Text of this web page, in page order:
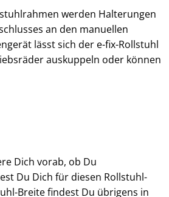
werden Halterungen
an den manuellen
lässt sich der e-fix-Rollstuhl
auskuppeln oder können
Dich vorab, ob Du
Du Dich für diesen Rollstuhl-
Breite findest Du übrigens in